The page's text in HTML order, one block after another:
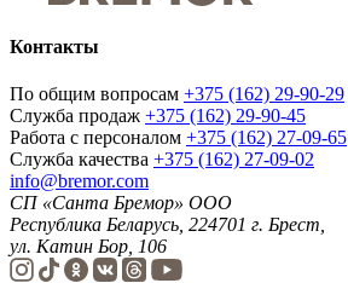
Контакты
По общим вопросам +375 (162) 29-90-29
Служба продаж +375 (162) 29-90-45
Работа с персоналом +375 (162) 27-09-65
Служба качества +375 (162) 27-09-02
info@bremor.com
СП «Санта Бремор» ООО
Республика Беларусь, 224701 г. Брест,
ул. Катин Бор, 106